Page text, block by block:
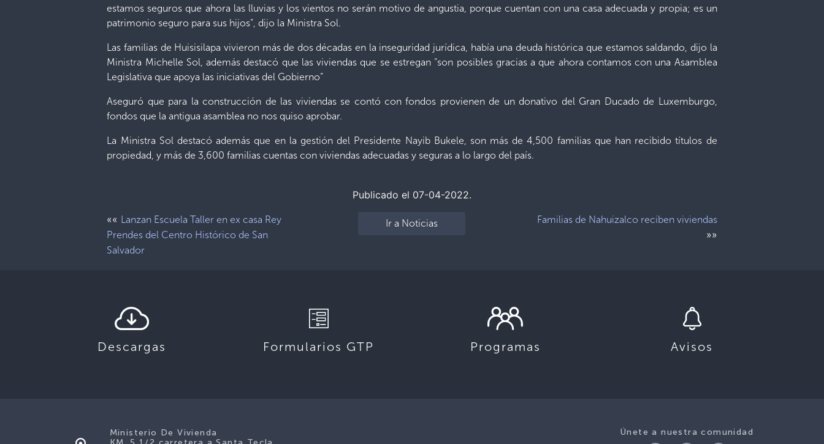
estamos seguros que ahora las lluvias y los vientos no serán motivo de angustia, porque cuentan con una casa adecuada y propia; es un
patrimonio seguro para sus hijos”, dijo la Ministra Sol.
Las familias de Huisisilapa vivieron más de dos décadas en la inseguridad jurídica, había una deuda histórica que estamos saldando, dijo la
Ministra Michelle Sol, además destacó que las viviendas que se estregan “son posibles gracias a que ahora contamos con una Asamblea
Legislativa que apoya las iniciativas del Gobierno”
Aseguró que para la construcción de las viviendas se contó con fondos provienen de un donativo del Gran Ducado de Luxemburgo,
fondos que la antigua asamblea no nos quiso aprobar.
La Ministra Sol destacó además que en la gestión del Presidente Nayib Bukele, son más de 4,500 familias que han recibido títulos de
propiedad, y más de 3,600 familias cuentas con viviendas adecuadas y seguras a lo largo del país.
Publicado el 07-04-2022.
«« Lanzan Escuela Taller en ex casa Rey
Prendes del Centro Histórico de San
Salvador
Ir a Noticias Familias de Nahuizalco reciben viviendas
»»
Descargas Formularios GTP Programas Avisos
Únete a nuestra comunidad
Ministerio De Vivienda